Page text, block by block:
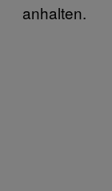
anhalten.